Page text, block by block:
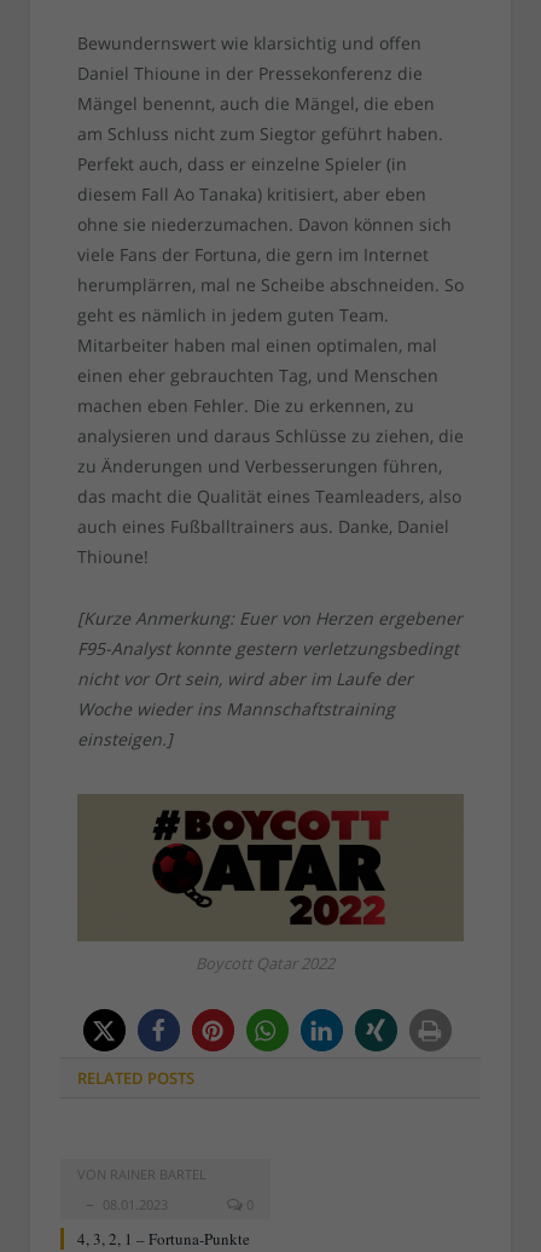
Bewundernswert wie klarsichtig und offen
Daniel Thioune in der Pressekonferenz die
Mängel benennt, auch die Mängel, die eben
am Schluss nicht zum Siegtor geführt haben.
Perfekt auch, dass er einzelne Spieler (in
diesem Fall Ao Tanaka) kritisiert, aber eben
ohne sie niederzumachen. Davon können sich
viele Fans der Fortuna, die gern im Internet
herumplärren, mal ne Scheibe abschneiden. So
geht es nämlich in jedem guten Team.
Mitarbeiter haben mal einen optimalen, mal
einen eher gebrauchten Tag, und Menschen
machen eben Fehler. Die zu erkennen, zu
analysieren und daraus Schlüsse zu ziehen, die
zu Änderungen und Verbesserungen führen,
das macht die Qualität eines Teamleaders, also
auch eines Fußballtrainers aus. Danke, Daniel
Thioune!
[Kurze Anmerkung: Euer von Herzen ergebener
F95-Analyst konnte gestern verletzungsbedingt
nicht vor Ort sein, wird aber im Laufe der
Woche wieder ins Mannschaftstraining
einsteigen.]
Boycott Qatar 2022
RELATED POSTS
VON RAINER BARTEL
08.01.2023
0
4, 3, 2, 1 – Fortuna-Punkte